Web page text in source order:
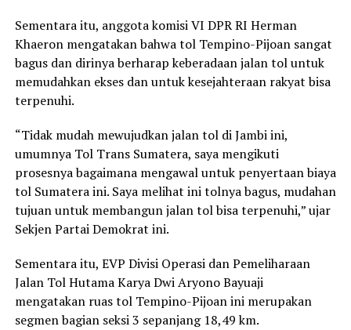
Sementara itu, anggota komisi VI DPR RI Herman
Khaeron mengatakan bahwa tol Tempino-Pijoan sangat
bagus dan dirinya berharap keberadaan jalan tol untuk
memudahkan ekses dan untuk kesejahteraan rakyat bisa
terpenuhi.
“Tidak mudah mewujudkan jalan tol di Jambi ini,
umumnya Tol Trans Sumatera, saya mengikuti
prosesnya bagaimana mengawal untuk penyertaan biaya
tol Sumatera ini. Saya melihat ini tolnya bagus, mudahan
tujuan untuk membangun jalan tol bisa terpenuhi,” ujar
Sekjen Partai Demokrat ini.
Sementara itu, EVP Divisi Operasi dan Pemeliharaan
Jalan Tol Hutama Karya Dwi Aryono Bayuaji
mengatakan ruas tol Tempino-Pijoan ini merupakan
segmen bagian seksi 3 sepanjang 18,49 km.